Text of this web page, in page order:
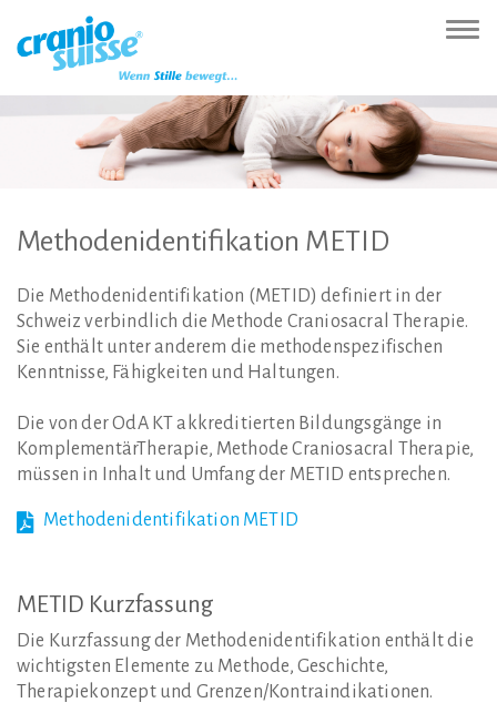
(Accesskey
Hauptnavigation
(Accesskey
Inhalt
(Accesskey
Sprachumschaltung
(Accesskey
Methodenidentifikation METID
Die Methodenidentifikation (METID) definiert in der
Schweiz verbindlich die Methode Craniosacral Therapie.
Sie enthält unter anderem die methodenspezifischen
Kenntnisse, Fähigkeiten und Haltungen.
Die von der OdA KT akkreditierten Bildungsgänge in
KomplementärTherapie, Methode Craniosacral Therapie,
müssen in Inhalt und Umfang der METID entsprechen.
Methodenidentifikation METID
METID Kurzfassung
Die Kurzfassung der Methodenidentifikation enthält die
wichtigsten Elemente zu Methode, Geschichte,
Therapiekonzept und Grenzen/Kontraindikationen.